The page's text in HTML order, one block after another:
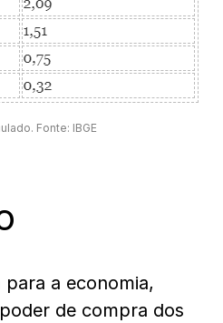
Fonte: IBGE
a economia,
de compra dos